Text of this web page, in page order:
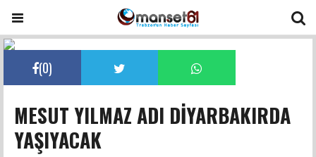
(0)
MESUT YILMAZ ADI DİYARBAKIRDA
YAŞIYACAK